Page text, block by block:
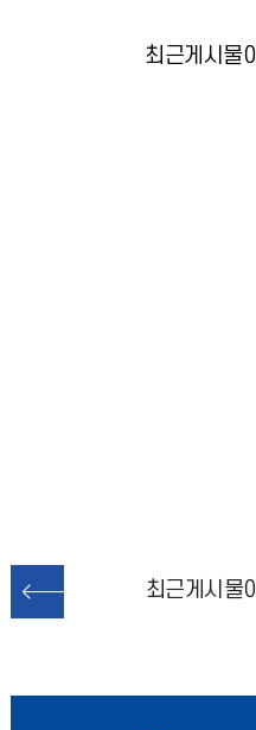
최근게시물
최근게시물